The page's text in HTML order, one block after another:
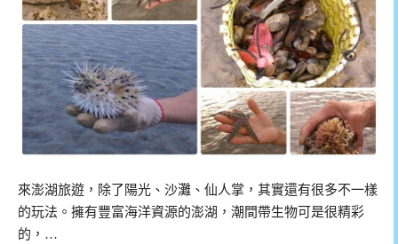
來澎湖旅遊，除了陽光、沙灘、仙人掌，其實還有很多不一樣
的玩法。擁有豐富海洋資源的澎湖，潮間帶生物可是很精彩
的，…